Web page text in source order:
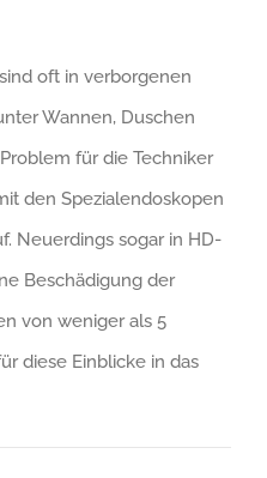
oft in verborgenen
Wannen, Duschen
für die Techniker
den Spezialendoskopen
Neuerdings sogar in HD-
Beschädigung der
von weniger als 5
diese Einblicke in das